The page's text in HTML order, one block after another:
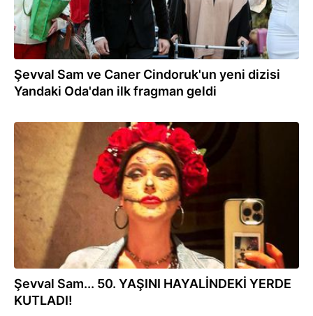
Şevval Sam ve Caner Cindoruk'un yeni dizisi
Yandaki Oda'dan ilk fragman geldi
12.11.2023
Şevval Sam... 50. YAŞINI HAYALİNDEKİ YERDE
KUTLADI!